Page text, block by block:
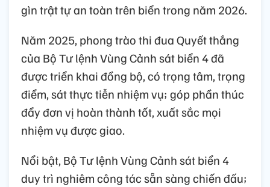
gìn trật tự an toàn trên biển trong năm 2026.
Năm 2025, phong trào thi đua Quyết thắng
của Bộ Tư lệnh Vùng Cảnh sát biển 4 đã
được triển khai đồng bộ, có trọng tâm, trọng
điểm, sát thực tiễn nhiệm vụ; góp phần thúc
đẩy đơn vị hoàn thành tốt, xuất sắc mọi
nhiệm vụ được giao.
Nổi bật, Bộ Tư lệnh Vùng Cảnh sát biển 4
duy trì nghiêm công tác sẵn sàng chiến đấu;